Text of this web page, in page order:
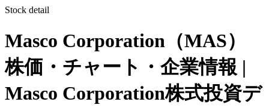
Stock detail
Masco Corporation（MAS）
株価・チャート・企業情報 |
Masco Corporation株式投資デ